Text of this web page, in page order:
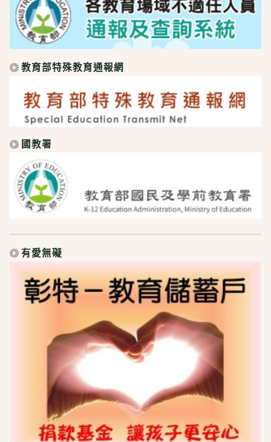
教育部特殊教育通報網
國教署
有愛無礙